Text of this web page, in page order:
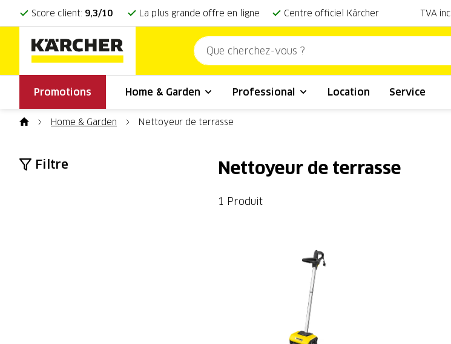
Score client: 9,3/10 La plus grande offre en ligne Centre officiel Kärcher
Promotions Home & Garden Professional Location Service
TVA incl.
Home & Garden Nettoyeur de terrasse
Nettoyeur de terrasse
1 Produit
Filtre